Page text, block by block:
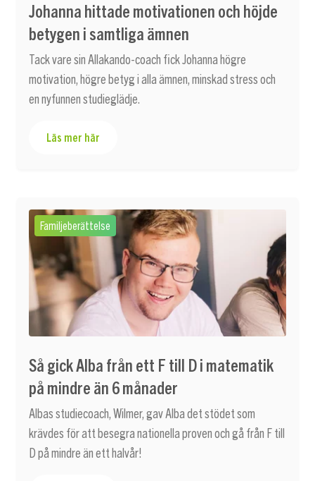
Johanna hittade motivationen och höjde
betygen i samtliga ämnen
Tack vare sin Allakando-coach fick Johanna högre
motivation, högre betyg i alla ämnen, minskad stress och
en nyfunnen studieglädje.
Läs mer här
Familjeberättelse
Så gick Alba från ett F till D i matematik
på mindre än 6 månader
Albas studiecoach, Wilmer, gav Alba det stödet som
krävdes för att besegra nationella proven och gå från F till
D på mindre än ett halvår!